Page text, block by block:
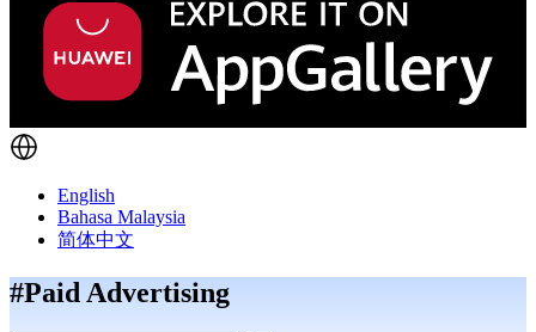
English
Bahasa Malaysia
简体中文
#Paid Advertising